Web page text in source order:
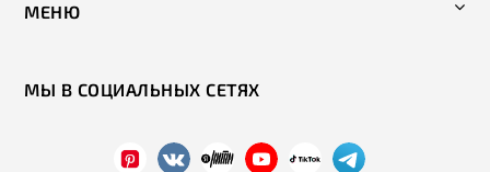
МЕНЮ
МЫ В СОЦИАЛЬНЫХ СЕТЯХ